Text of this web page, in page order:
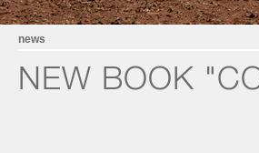
news
NEW BOOK